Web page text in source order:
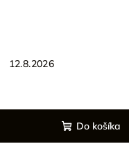
12.8.2026
Do košíka